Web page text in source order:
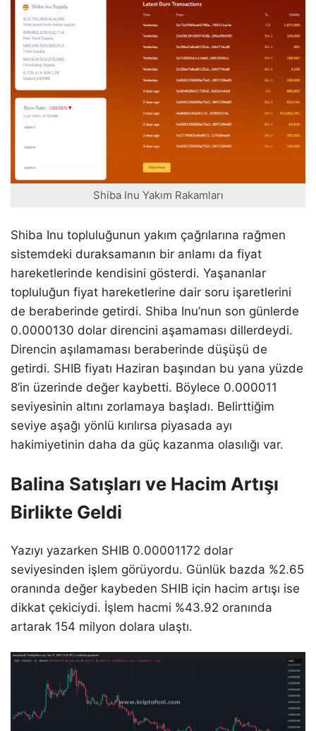
Shiba Inu Yakım Rakamları
Shiba Inu topluluğunun yakım çağrılarına rağmen
sistemdeki duraksamanın bir anlamı da fiyat
hareketlerinde kendisini gösterdi. Yaşananlar
topluluğun fiyat hareketlerine dair soru işaretlerini
de beraberinde getirdi. Shiba Inu’nun son günlerde
0.0000130 dolar direncini aşamaması dillerdeydi.
Direncin aşılamaması beraberinde düşüşü de
getirdi. SHIB fiyatı Haziran başından bu yana yüzde
8’in üzerinde değer kaybetti. Böylece 0.000011
seviyesinin altını zorlamaya başladı. Belirttiğim
seviye aşağı yönlü kırılırsa piyasada ayı
hakimiyetinin daha da güç kazanma olasılığı var.
Balina Satışları ve Hacim Artışı
Birlikte Geldi
Yazıyı yazarken SHIB 0.00001172 dolar
seviyesinden işlem görüyordu. Günlük bazda %2.65
oranında değer kaybeden SHIB için hacim artışı ise
dikkat çekiciydi. İşlem hacmi %43.92 oranında
artarak 154 milyon dolara ulaştı.